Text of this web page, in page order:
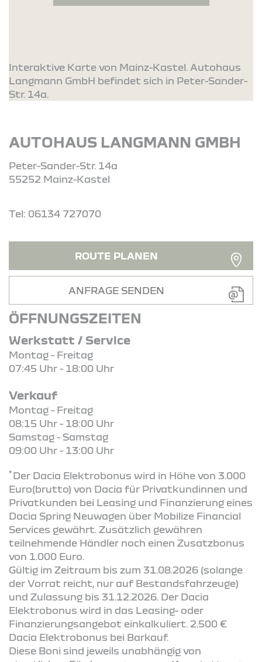
Interaktive Karte von Mainz-Kastel. Autohaus
Langmann GmbH befindet sich in Peter-Sander-
Str. 14a.
AUTOHAUS LANGMANN GMBH
Peter-Sander-Str. 14a
55252 Mainz-Kastel
Tel: 06134 727070
ROUTE PLANEN
ANFRAGE SENDEN
ÖFFNUNGSZEITEN
Werkstatt / Service
Montag - Freitag
07:45 Uhr - 18:00 Uhr
Verkauf
Montag - Freitag
08:15 Uhr - 18:00 Uhr
Samstag - Samstag
09:00 Uhr - 13:00 Uhr
* Der Dacia Elektrobonus wird in Höhe von 3.000
Euro(brutto) von Dacia für Privatkundinnen und
Privatkunden bei Leasing und Finanzierung eines
Dacia Spring Neuwagen über Mobilize Financial
Services gewährt. Zusätzlich gewähren
teilnehmende Händler noch einen Zusatzbonus
von 1.000 Euro.
Gültig im Zeitraum bis zum 31.08.2026 (solange
der Vorrat reicht, nur auf Bestandsfahrzeuge)
und Zulassung bis 31.12.2026. Der Dacia
Elektrobonus wird in das Leasing- oder
Finanzierungsangebot einkalkuliert. 2.500 €
Dacia Elektrobonus bei Barkauf.
Diese Boni sind jeweils unabhängig von